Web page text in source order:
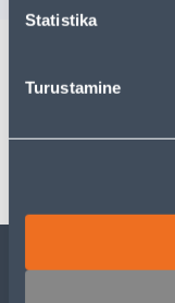
Statistika
Turustamine
Спецификация
ОБСЛУЖИВАНИЕ